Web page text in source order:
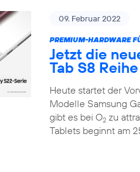
09. Februar 2022
PREMIUM-HARDWARE
Jetzt die
Tab S8
Heute startet der
Modelle Samsung
gibt es bei O2 zu
Tablets beginnt am